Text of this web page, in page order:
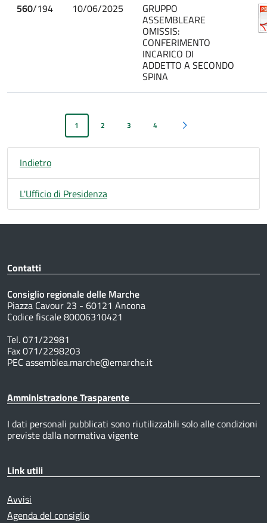
560/194 10/06/2025 GRUPPO
ASSEMBLEARE
OMISSIS:
CONFERIMENTO
INCARICO DI
ADDETTO A SECONDO
SPINA
1 2 3 4 Pagina successiva
Indietro
L'Ufficio di Presidenza
Contatti
Consiglio regionale delle Marche
Piazza Cavour 23 - 60121 Ancona
Codice fiscale 80006310421
Tel. 071/22981
Fax 071/2298203
PEC assemblea.marche@emarche.it
Amministrazione Trasparente
I dati personali pubblicati sono riutilizzabili solo alle condizioni
previste dalla normativa vigente
Link utili
Avvisi
Agenda del consiglio